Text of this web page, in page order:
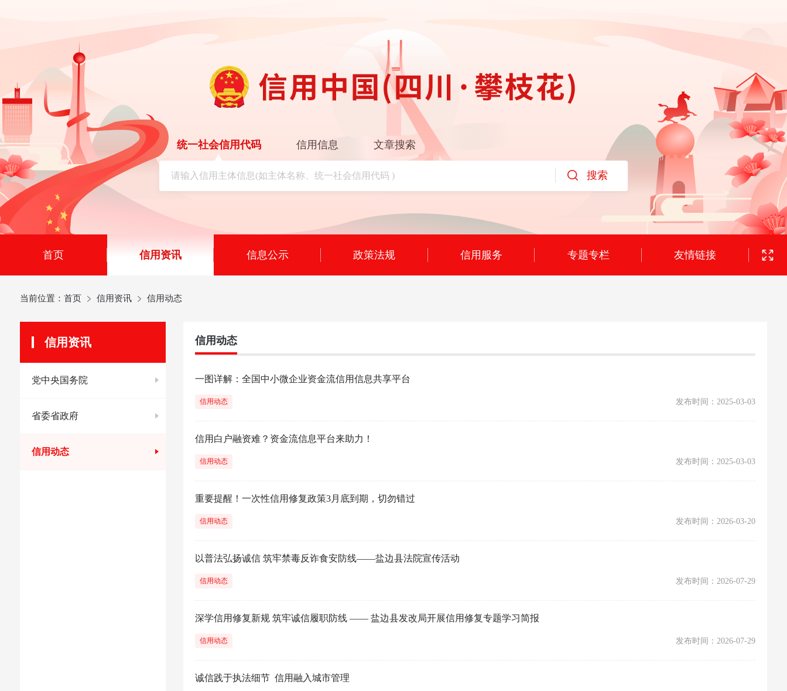
统一社会信用代码 信用信息 文章搜索
首页 信用资讯 信息公示 政策法规 信用服务 专题专栏 友情链接
当前位置： 首页 信用资讯 信用动态
信用资讯
党中央国务院
省委省政府
信用动态
信用动态
一图详解：全国中小微企业资金流信用信息共享平台
信用动态 发布时间：2025-03-03
信用白户融资难？资金流信息平台来助力！
信用动态 发布时间：2025-03-03
重要提醒！一次性信用修复政策3月底到期，切勿错过
信用动态 发布时间：2026-03-20
以普法弘扬诚信 筑牢禁毒反诈食安防线——盐边县法院宣传活动
信用动态 发布时间：2026-07-29
深学信用修复新规 筑牢诚信履职防线 —— 盐边县发改局开展信用修复专题学习简报
信用动态 发布时间：2026-07-29
诚信践于执法细节 信用融入城市管理